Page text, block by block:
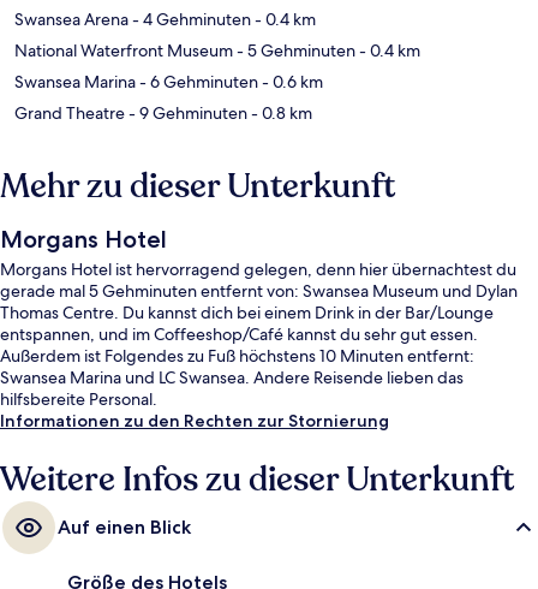
Swansea Arena- 4 Gehminuten- 0.4 km
National Waterfront Museum- 5 Gehminuten- 0.4 km
Swansea Marina- 6 Gehminuten- 0.6 km
Grand Theatre- 9 Gehminuten- 0.8 km
Mehr zu dieser Unterkunft
Morgans Hotel
Morgans Hotel ist hervorragend gelegen, denn hier übernachtest du
gerade mal 5 Gehminuten entfernt von: Swansea Museum und Dylan
Thomas Centre. Du kannst dich bei einem Drink in der Bar/Lounge
entspannen, und im Coffeeshop/Café kannst du sehr gut essen.
Außerdem ist Folgendes zu Fuß höchstens 10 Minuten entfernt:
Swansea Marina und LC Swansea. Andere Reisende lieben das
hilfsbereite Personal.
Informationen zu den Rechten zur Stornierung
Weitere Infos zu dieser Unterkunft
Auf einen Blick
Größe des Hotels